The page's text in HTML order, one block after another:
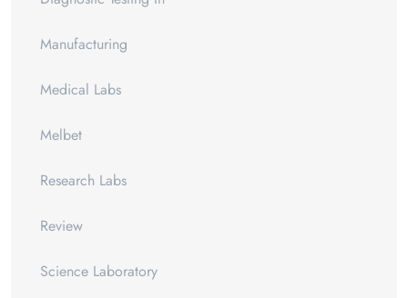
Manufacturing
Medical Labs
Melbet
Research Labs
Review
Science Laboratory